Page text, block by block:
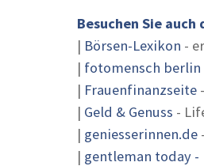
Besuchen Sie
| Börsen-Lexikon -
| fotomensch berlin
| Frauenfinanzseite
| Geld & Genuss -
| geniesserinnen.de
| gentleman today -